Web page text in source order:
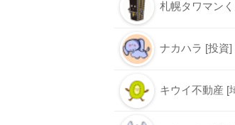
札幌タワマン
ナカハラ [投資]
キウイ不動産 [